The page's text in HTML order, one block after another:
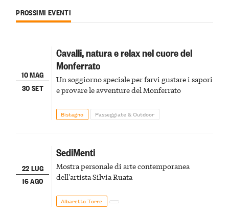
PROSSIMI EVENTI
10 MAG
30 SET
Cavalli, natura e relax nel cuore del
Monferrato
Un soggiorno speciale per farvi gustare i sapori
e provare le avventure del Monferrato
Bistagno Passeggiate & Outdoor
22 LUG
16 AGO
SediMenti
Mostra personale di arte contemporanea
dell'artista Silvia Ruata
Albaretto Torre